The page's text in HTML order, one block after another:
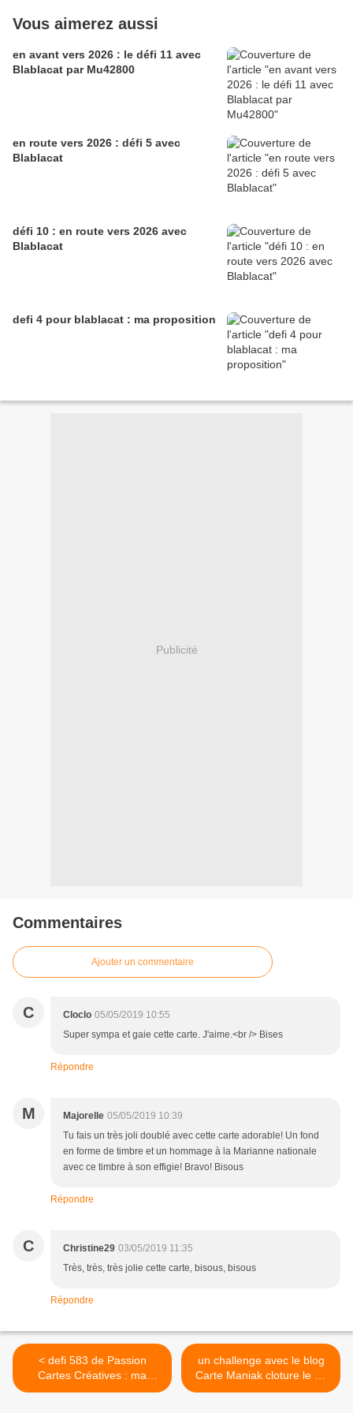
Vous aimerez aussi
en avant vers 2026 : le défi 11 avec
Blablacat par Mu42800
en route vers 2026 : défi 5 avec
Blablacat
défi 10 : en route vers 2026 avec
Blablacat
defi 4 pour blablacat : ma proposition
Publicité
Commentaires
Ajouter un commentaire
C Cloclo 05/05/2019 10:55
Super sympa et gaie cette carte. J'aime.<br /> Bises
Répondre
M Majorelle 05/05/2019 10:39
Tu fais un très joli doublé avec cette carte adorable! Un fond
en forme de timbre et un hommage à la Marianne nationale
avec ce timbre à son effigie! Bravo! Bisous
Répondre
C Christine29 03/05/2019 11:35
Très, très, très jolie cette carte, bisous, bisous
Répondre
< defi 583 de Passion
Cartes Créatives : ma
proposition
un challenge avec le blog
Carte Maniak cloture le 31
mai , 1 challenge par